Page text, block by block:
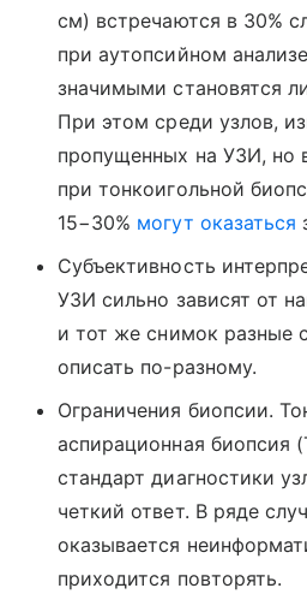
см) встречаются в 30%
при аутопсийном
значимыми становятся
При этом среди узлов,
пропущенных на УЗИ, но
при тонкоигольной
15−30% могут оказаться
Субъективность
УЗИ сильно зависят от
и тот же снимок разные
описать по-разному.
Ограничения биопсии.
аспирационная биопсия
стандарт диагностики
четкий ответ. В ряде
оказывается
приходится повторять.